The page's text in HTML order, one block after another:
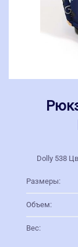
Dolly 538
Размеры:
Объем:
Вес: